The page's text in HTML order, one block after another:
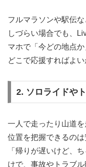
フルマラソンや駅伝
しづらい場合でも、
マホで「今どの地点か
どこで応援すればよい
2. ソロライドや
一人で走ったり山道
位置を把握できるのは
「帰りが遅いけど、
けで、事故やトラブ